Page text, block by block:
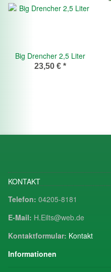
Big Drencher 2,5 Liter
23,50 € *
KONTAKT
Telefon: 04205-8181
E-Mail: H.Eilts@web.de
Kontaktformular: Kontakt
Informationen